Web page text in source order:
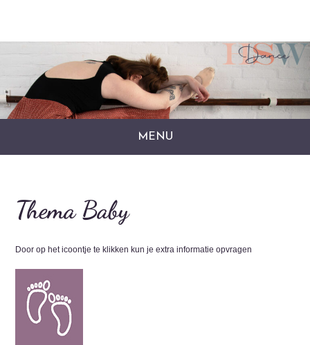
MENU
Thema Baby
Door op het icoontje te klikken kun je extra informatie opvragen